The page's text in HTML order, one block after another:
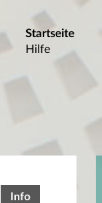
Startseite
Hilfe
Info